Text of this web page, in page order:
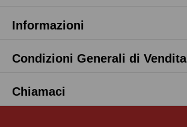
Chiamaci
Informazioni
Condizioni Generali di Vendita